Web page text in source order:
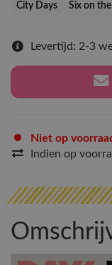
City Days Six on
Levertijd: 2-3
Niet op
Indien op